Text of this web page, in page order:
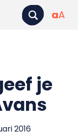
aA
je
2016